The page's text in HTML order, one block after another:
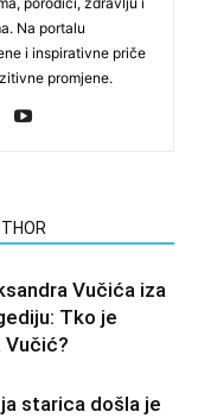
Na portalu
i inspirativne priče
promjene.
Vučića iza
Tko je
Vučić?
starica došla je